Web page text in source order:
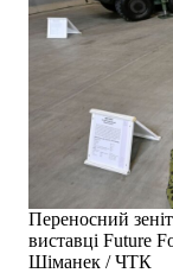
Переносний
виставці Future
Шіманек / ЧТК